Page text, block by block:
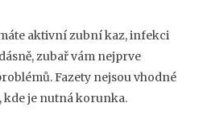
aktivní zubní kaz, infekci
zubař vám nejprve
Fazety nejsou vhodné
kde je nutná korunka.